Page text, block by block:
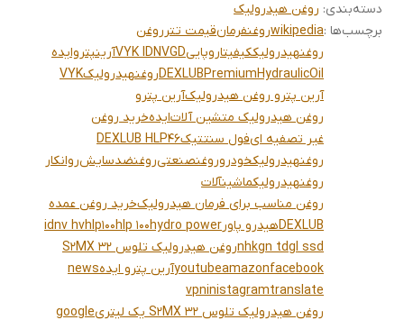
دسته‌بندی: روغن هیدرولیک
برچسب‌ها :wikipediaروغنفرمانقیمت تترروغن
روغنهیدرولیککیفیتاروپاییVYK IDNVGDآرینپتروایده
DEXLUBPremiumHydraulicOilروغنهیدرولیکVYK
آرین پترو روغن هیدرولیکآرین پترو
روغن هیدرولیک متشین آلاتایدهخرید روغن
غیر تصفیه ایفول سنتتیکDEXLUB HLP46
روغنهیدرولیکخودروروغنصنعتیروغنضدسایشروانکار
روغنهیدرولیکماشینآلات
روغن مناسب برای فرمان هیدرولیکخرید روغن عمده
DEXLUBهیدرو پاورhydro power
hlp 100
hlp100
idnv hv
nhkgn tdgl ssdروغن هیدرولیک تلوس S2MX 32
facebook
amazon
youtubeآرین پترو ایدهnews
translate
inistagram
vpn
روغن هیدرولیک تلوس S2MX 32 یک لیتری
google